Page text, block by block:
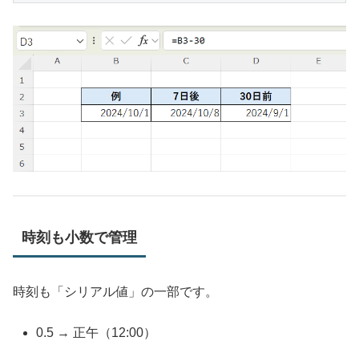
時刻も小数で管理
時刻も「シリアル値」の一部です。
0.5 → 正午（12:00）